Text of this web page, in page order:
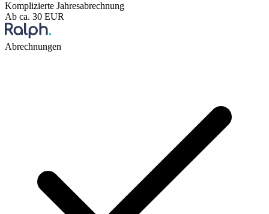
Komplizierte Jahresabrechnung
Ab ca. 30 EUR
Abrechnungen